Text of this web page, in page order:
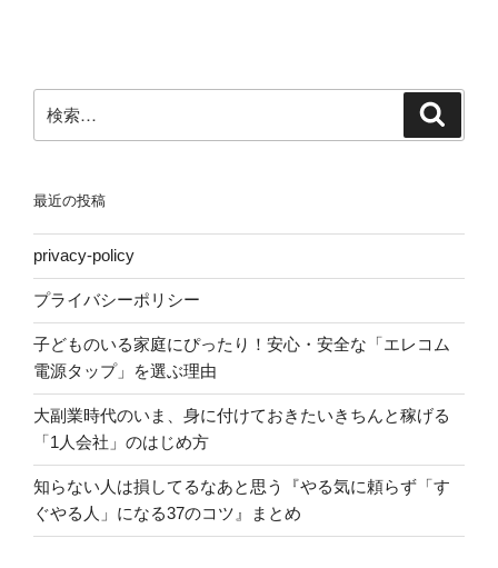
索:
最近の投稿
privacy-policy
プライバシーポリシー
子どものいる家庭にぴったり！安心・安全な「エレコム
電源タップ」を選ぶ理由
大副業時代のいま、身に付けておきたいきちんと稼げる
「1人会社」のはじめ方
知らない人は損してるなあと思う『やる気に頼らず「す
ぐやる人」になる37のコツ』まとめ